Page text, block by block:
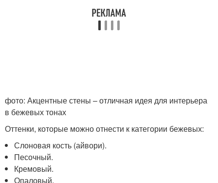
фото: Акцентные стены – отличная идея для интерьера
в бежевых тонах
Оттенки, которые можно отнести к категории бежевых:
Слоновая кость (айвори).
Песочный.
Кремовый.
Опаловый.